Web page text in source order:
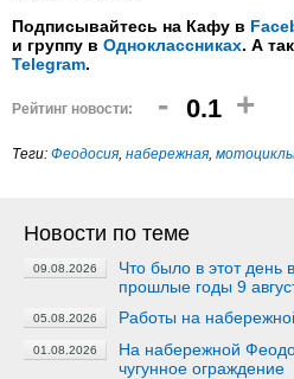
Подписывайтесь на Кафу в
и группу в Одноклассниках. А
Telegram.
Рейтинг новости: - 0.1 +
Теги: Феодосия, набережная,
Новости по теме
09.08.2026
Что было в этот
прошлые годы 9
05.08.2026 Работы на
01.08.2026
На набережной
чугунное ограждение